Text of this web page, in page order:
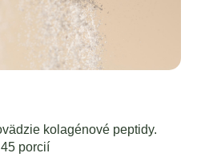
kolagénové peptidy.
porcií